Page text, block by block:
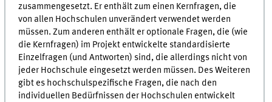
zusammengesetzt. Er enthält zum einen Kernfragen, die
von allen Hochschulen unverändert verwendet werden
müssen. Zum anderen enthält er optionale Fragen, die (wie
die Kernfragen) im Projekt entwickelte standardisierte
Einzelfragen (und Antworten) sind, die allerdings nicht von
jeder Hochschule eingesetzt werden müssen. Des Weiteren
gibt es hochschulspezifische Fragen, die nach den
individuellen Bedürfnissen der Hochschulen entwickelt